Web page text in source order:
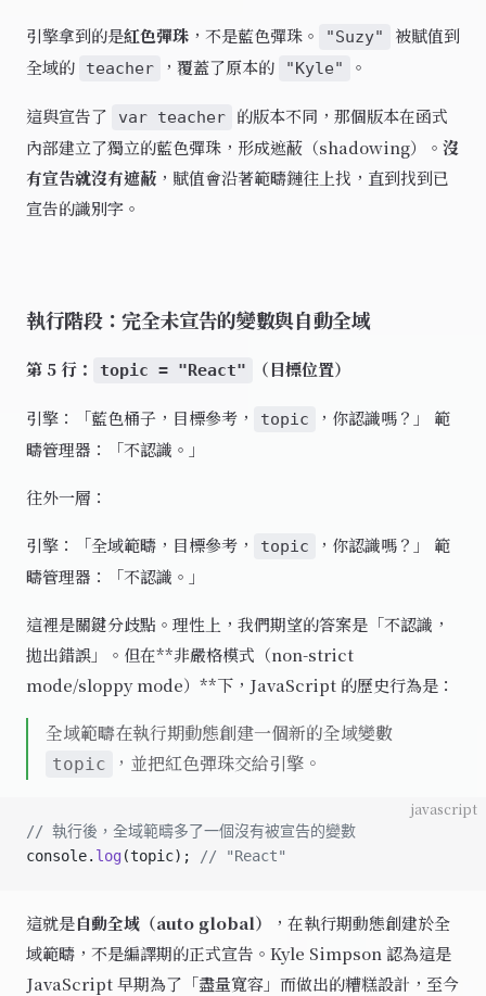
引擎拿到的是紅色彈珠 ，不是藍色彈珠。 "Suzy"
被賦值到
全域的
teacher ，覆蓋了原本的 "Kyle" 。
這與宣告了 var teacher
的版本不同，那個版本在函式
內部建立了獨立的藍色彈珠，形成遮蔽（shadowing）。 沒
有宣告就沒有遮蔽 ，賦值會沿著範疇鏈往上找，直到找到已
宣告的識別字。
執行階段：完全未宣告的變數與自動全域
第 5 行： topic = "React" （目標位置）
引擎：「藍色桶子，目標參考， topic
，你認識嗎？」 範
疇管理器：「不認識。」
往外一層：
引擎：「全域範疇，目標參考， topic
，你認識嗎？」 範
疇管理器：「不認識。」
這裡是關鍵分歧點。理性上，我們期望的答案是「不認識，
拋出錯誤」。但在**非嚴格模式（non-strict
mode/sloppy mode）**下，JavaScript 的歷史行為是：
全域範疇在執行期動態創建一個新的全域變數
topic ，並把紅色彈珠交給引擎。
javascript
// 執行後，全域範疇多了一個沒有被宣告的變數
console. log (topic); // "React"
這就是自動全域（auto global）
，在執行期動態創建於全
域範疇，不是編譯期的正式宣告。Kyle Simpson 認為這是
JavaScript 早期為了「盡量寬容」而做出的糟糕設計，至今